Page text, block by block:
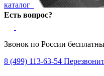
каталог
Есть вопрос?
Звонок по России
8 (499) 113-63-54